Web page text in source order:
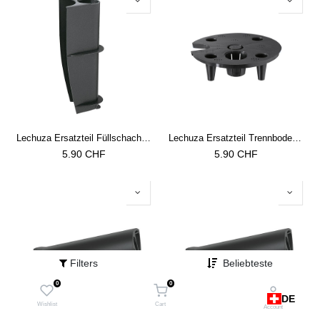
Filters Beliebteste
0
Wishlist
0
Cart Account
Lechuza Ersatzteil Füllschacht zu Classico 28 Premium/Color
5.90 CHF
Lechuza Ersatzteil Trennboden zu Classico 28 Premium/Color
5.90 CHF
DE